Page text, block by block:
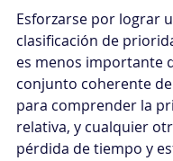
Esforzarse por lograr
clasificación de
es menos importante
conjunto coherente
para comprender la
relativa, y cualquier
pérdida de tiempo y